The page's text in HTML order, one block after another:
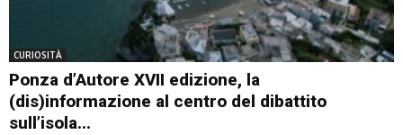
CURIOSITÀ
Ponza d’Autore XVII edizione, la
(dis)informazione al centro del dibattito
sull’isola...